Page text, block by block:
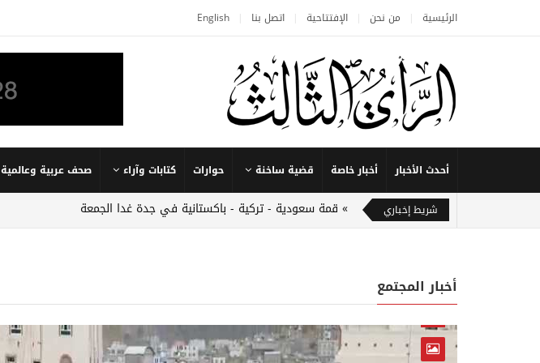
الرئيسية من نحن الإفتتاحية اتصل بنا English
أحدث الأخبار أخبار خاصة قضية ساخنة حوارات كتابات وآراء صحف عربية وعالمية
شريط إخباري قمة سعودية - تركية - باكستانية في جدة غدا الجمعة
أخبار المجتمع